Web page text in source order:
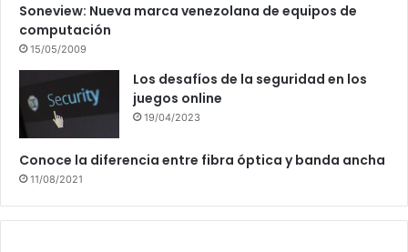
Soneview: Nueva marca venezolana de equipos de
computación
15/05/2009
Los desafíos de la seguridad en los
juegos online
19/04/2023
Conoce la diferencia entre fibra óptica y banda ancha
11/08/2021